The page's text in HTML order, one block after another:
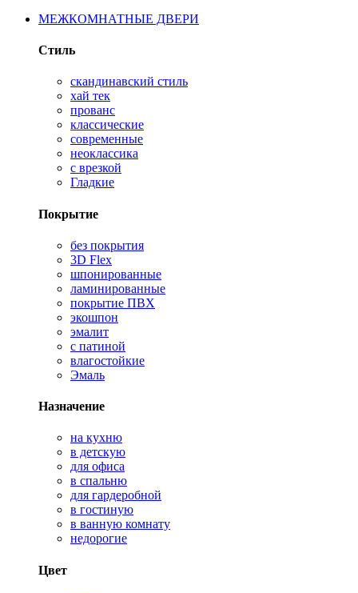
МЕЖКОМНАТНЫЕ ДВЕРИ
Стиль
скандинавский стиль
хай тек
прованс
классические
современные
неоклассика
с врезкой
Гладкие
Покрытие
без покрытия
3D Flex
шпонированные
ламинированные
покрытие ПВХ
экошпон
эмалит
с патиной
влагостойкие
Эмаль
Назначение
на кухню
в детскую
для офиса
в спальню
для гардеробной
в гостиную
в ванную комнату
недорогие
Цвет